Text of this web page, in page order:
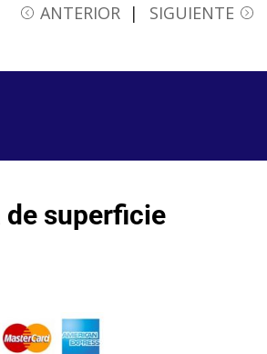
ANTERIOR SIGUIENTE
de superficie